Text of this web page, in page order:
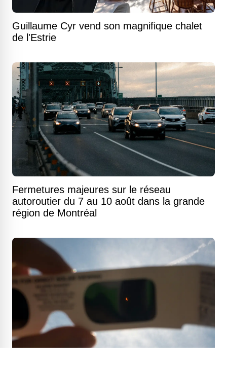
Guillaume Cyr vend son magnifique chalet
de l'Estrie
Fermetures majeures sur le réseau
autoroutier du 7 au 10 août dans la grande
région de Montréal